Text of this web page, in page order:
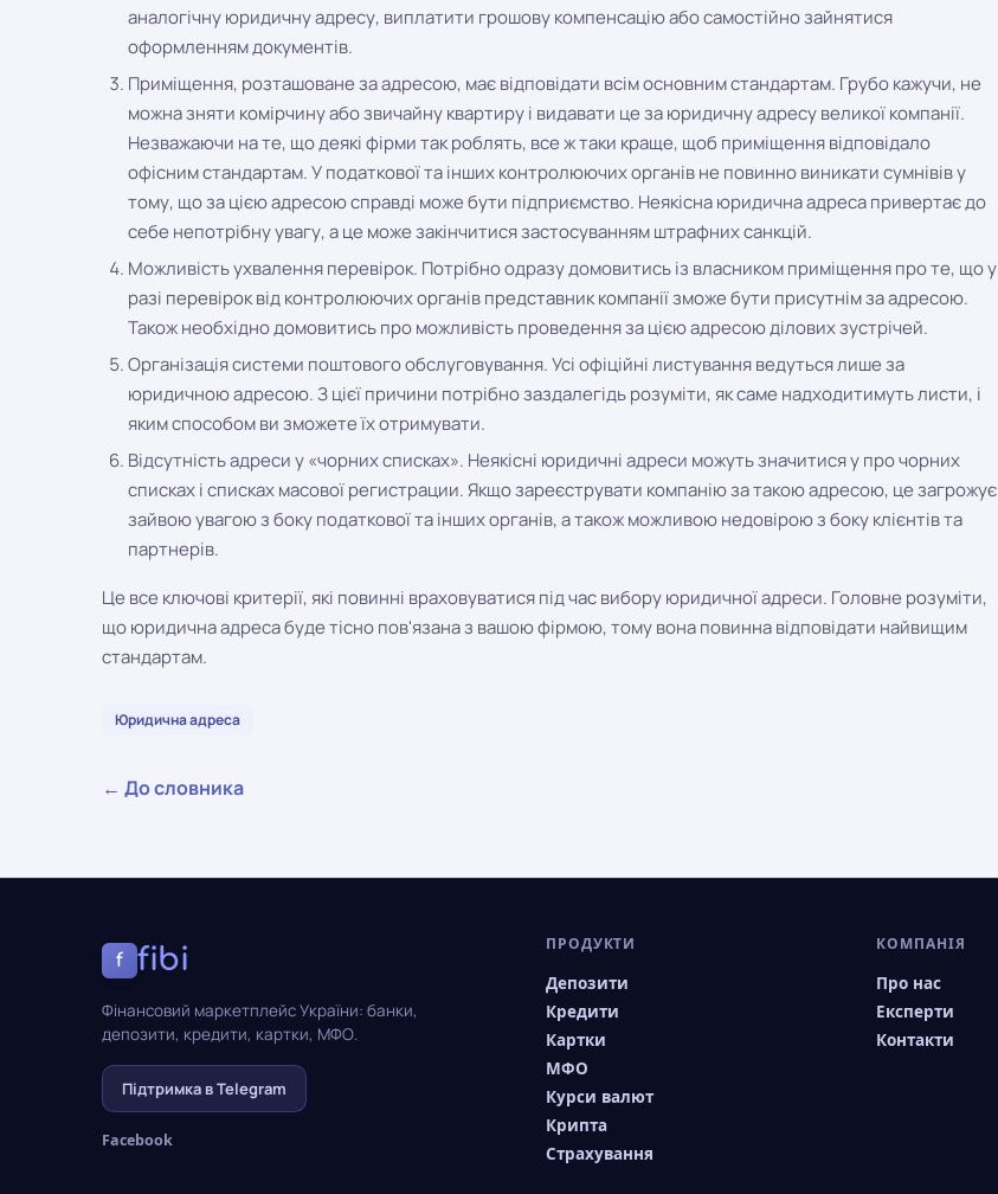
аналогічну юридичну адресу, виплатити грошову компенсацію або самостійно зайнятися
оформленням документів.
Приміщення, розташоване за адресою, має відповідати всім основним стандартам. Грубо кажучи, не
можна зняти комірчину або звичайну квартиру і видавати це за юридичну адресу великої компанії.
Незважаючи на те, що деякі фірми так роблять, все ж таки краще, щоб приміщення відповідало
офісним стандартам. У податкової та інших контролюючих органів не повинно виникати сумнівів у
тому, що за цією адресою справді може бути підприємство. Неякісна юридична адреса привертає до
себе непотрібну увагу, а це може закінчитися застосуванням штрафних санкцій.
Можливість ухвалення перевірок. Потрібно одразу домовитись із власником приміщення про те, що у
разі перевірок від контролюючих органів представник компанії зможе бути присутнім за адресою.
Також необхідно домовитись про можливість проведення за цією адресою ділових зустрічей.
Організація системи поштового обслуговування. Усі офіційні листування ведуться лише за
юридичною адресою. З цієї причини потрібно заздалегідь розуміти, як саме надходитимуть листи, і
яким способом ви зможете їх отримувати.
Відсутність адреси у «чорних списках». Неякісні юридичні адреси можуть значитися у про чорних
списках і списках масової регистрации. Якщо зареєструвати компанію за такою адресою, це загрожує
зайвою увагою з боку податкової та інших органів, а також можливою недовірою з боку клієнтів та
партнерів.
Це все ключові критерії, які повинні враховуватися під час вибору юридичної адреси. Головне розуміти,
що юридична адреса буде тісно пов'язана з вашою фірмою, тому вона повинна відповідати найвищим
стандартам.
Юридична адреса
← До словника
f fibi
Фінансовий маркетплейс України: банки,
депозити, кредити, картки, МФО.
Підтримка в Telegram
Facebook
ПРОДУКТИ
Депозити
Кредити
Картки
МФО
Курси валют
Крипта
Страхування
КОМПАНІЯ
Про нас
Експерти
Контакти